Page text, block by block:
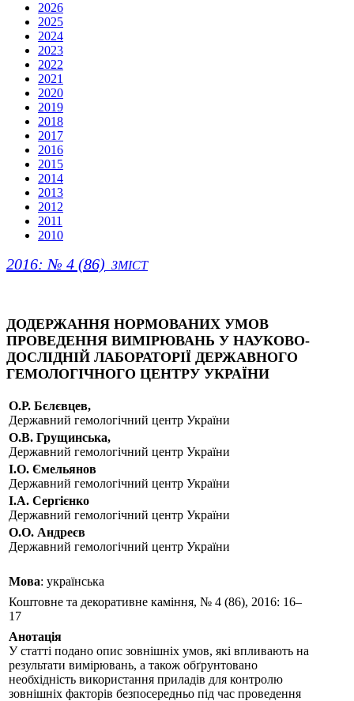
2026
2025
2024
2023
2022
2021
2020
2019
2018
2017
2016
2015
2014
2013
2012
2011
2010
2016: № 4 (86) ЗМІСТ
ДОДЕРЖАННЯ НОРМОВАНИХ УМОВ
ПРОВЕДЕННЯ ВИМІРЮВАНЬ У НАУКОВО-
ДОСЛІДНІЙ ЛАБОРАТОРІЇ ДЕРЖАВНОГО
ГЕМОЛОГІЧНОГО ЦЕНТРУ УКРАЇНИ
О.Р. Бєлєвцев,
Державний гемологічний центр України
О.В. Грущинська,
Державний гемологічний центр України
І.О. Ємельянов
Державний гемологічний центр України
І.А. Сергієнко
Державний гемологічний центр України
О.О. Андреєв
Державний гемологічний центр України
Мова: українська
Коштовне та декоративне каміння, № 4 (86), 2016: 16–
17
Анотація
У статті подано опис зовнішніх умов, які впливають на
результати вимірювань, а також обґрунтовано
необхідність використання приладів для контролю
зовнішніх факторів безпосередньо під час проведення